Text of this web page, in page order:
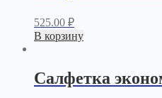
525.00 ₽
В корзину
Салфетка